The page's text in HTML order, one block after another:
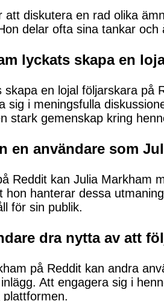
diskutera en rad olika
delar ofta sina tankar
lyckats skapa en
en lojal följarskara
sig i meningsfulla
stark gemenskap kring
en användare som
Reddit kan Julia Markham
hon hanterar dessa
för sin publik.
dra nytta av att
på Reddit kan andra
Att engagera sig i